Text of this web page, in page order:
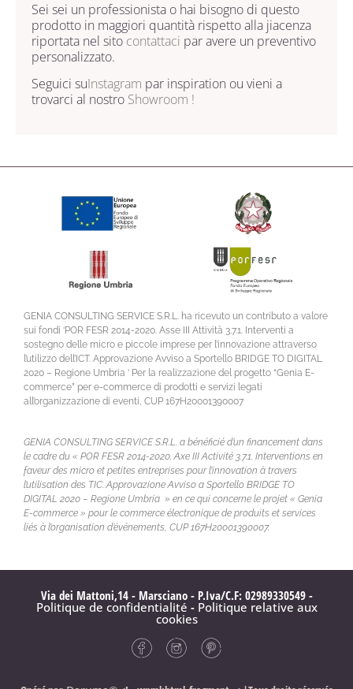
Sei sei un professionista o hai bisogno di questo
prodotto in maggiori quantità rispetto alla jiacenza
riportata nel sito contattaci par avere un preventivo
personalizzato.
Seguici suInstagram par inspiration ou vieni a
trovarci al nostro Showroom !
GENIA CONSULTING SERVICE S.R.L. ha ricevuto un contributo a valore
sui fondi ‘POR FESR 2014-2020. Asse III Attività 3.7.1. Interventi a
sostegno delle micro e piccole imprese per l’innovazione attraverso
l’utilizzo dell’ICT. Approvazione Avviso a Sportello BRIDGE TO DIGITAL
2020 – Regione Umbria ‘ Per la realizzazione del progetto “Genia E-
commerce” per e-commerce di prodotti e servizi legati
all’organizzazione di eventi, CUP 167H20001390007
GENIA CONSULTING SERVICE S.R.L. a bénéficié d’un financement dans
le cadre du « POR FESR 2014-2020. Axe III Activité 3.7.1. Interventions en
faveur des micro et petites entreprises pour l’innovation à travers
l’utilisation des TIC. Approvazione Avviso a Sportello BRIDGE TO
DIGITAL 2020 – Regione Umbria » en ce qui concerne le projet « Genia
E-commerce » pour le commerce électronique de produits et services
liés à l’organisation d’événements, CUP 167H20001390007.
Via dei Mattoni,14 - Marsciano - P.Iva/C.F: 02989330549 -
Politique de confidentialité - Politique relative aux
cookies